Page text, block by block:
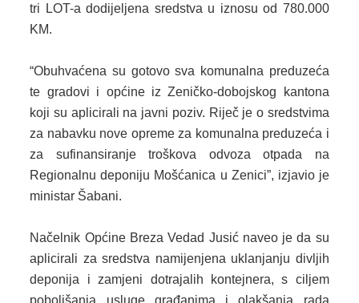
tri LOT-a dodijeljena sredstva u iznosu od 780.000
KM.
“Obuhvaćena su gotovo sva komunalna preduzeća
te gradovi i općine iz Zeničko-dobojskog kantona
koji su aplicirali na javni poziv. Riječ je o sredstvima
za nabavku nove opreme za komunalna preduzeća i
za sufinansiranje troškova odvoza otpada na
Regionalnu deponiju Mošćanica u Zenici”, izjavio je
ministar Šabani.
Načelnik Općine Breza Vedad Jusić naveo je da su
aplicirali za sredstva namijenjena uklanjanju divljih
deponija i zamjeni dotrajalih kontejnera, s ciljem
2012. GODINA
ELEKTRONSKI OBRASCI
OPĆINSKI DOKUMENTI
SLUŽBA ZA FINANSIJE
OPĆINSKO VIJEĆE
SLUŽBA ZA PRIVREDU
OGLASNA PLOČA